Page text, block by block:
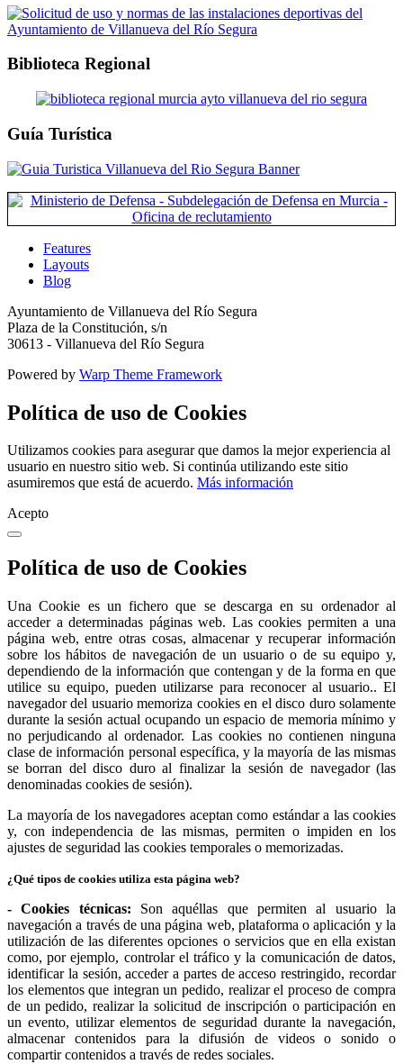
Biblioteca Regional
Guía Turística
Features
Layouts
Blog
Ayuntamiento de Villanueva del Río Segura
Plaza de la Constitución, s/n
30613 - Villanueva del Río Segura
Powered by Warp Theme Framework
Política de uso de Cookies
Utilizamos cookies para asegurar que damos la mejor experiencia al
usuario en nuestro sitio web. Si continúa utilizando este sitio
asumiremos que está de acuerdo. Más información
Acepto
Política de uso de Cookies
Una Cookie es un fichero que se descarga en su ordenador al
acceder a determinadas páginas web. Las cookies permiten a una
página web, entre otras cosas, almacenar y recuperar información
sobre los hábitos de navegación de un usuario o de su equipo y,
dependiendo de la información que contengan y de la forma en que
utilice su equipo, pueden utilizarse para reconocer al usuario.. El
navegador del usuario memoriza cookies en el disco duro solamente
durante la sesión actual ocupando un espacio de memoria mínimo y
no perjudicando al ordenador. Las cookies no contienen ninguna
clase de información personal específica, y la mayoría de las mismas
se borran del disco duro al finalizar la sesión de navegador (las
denominadas cookies de sesión).
La mayoría de los navegadores aceptan como estándar a las cookies
y, con independencia de las mismas, permiten o impiden en los
ajustes de seguridad las cookies temporales o memorizadas.
¿Qué tipos de cookies utiliza esta página web?
- Cookies técnicas: Son aquéllas que permiten al usuario la
navegación a través de una página web, plataforma o aplicación y la
utilización de las diferentes opciones o servicios que en ella existan
como, por ejemplo, controlar el tráfico y la comunicación de datos,
identificar la sesión, acceder a partes de acceso restringido, recordar
los elementos que integran un pedido, realizar el proceso de compra
de un pedido, realizar la solicitud de inscripción o participación en
un evento, utilizar elementos de seguridad durante la navegación,
almacenar contenidos para la difusión de videos o sonido o
compartir contenidos a través de redes sociales.